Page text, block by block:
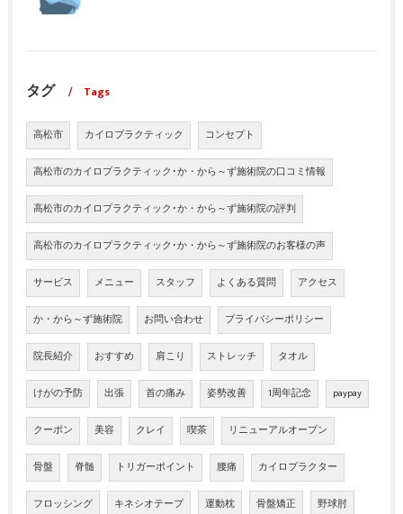
タグ Tags
高松市 カイロプラクティック コンセプト
高松市のカイロプラクティック･か・から～ず施術院の口コミ情報
高松市のカイロプラクティック･か・から～ず施術院の評判
高松市のカイロプラクティック･か・から～ず施術院のお客様の声
サービス メニュー スタッフ よくある質問 アクセス
か・から～ず施術院 お問い合わせ プライバシーポリシー
院長紹介 おすすめ 肩こり ストレッチ タオル
けがの予防 出張 首の痛み 姿勢改善 1周年記念 paypay
クーポン 美容 クレイ 喫茶 リニューアルオープン
骨盤 脊髄 トリガーポイント 腰痛 カイロプラクター
フロッシング キネシオテープ 運動枕 骨盤矯正 野球肘